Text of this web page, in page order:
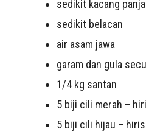
sedikit kacang
sedikit belacan
air asam jawa
garam dan gula
1/4 kg santan
5 biji cili merah –
5 biji cili hijau –